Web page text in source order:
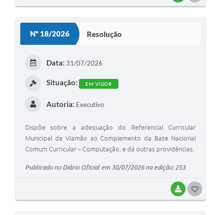
Nº 18/2026 Resolução
BAIXAR
Data: 31/07/2026
Situação: EM VIGOR
Autoria: Executivo
Dispõe sobre a adequação do Referencial Curricular
Municipal de Viamão ao Complemento da Base Nacional
Comum Curricular – Computação, e dá outras providências.
Publicado no Diário Oficial em 30/07/2026 na edição: 253